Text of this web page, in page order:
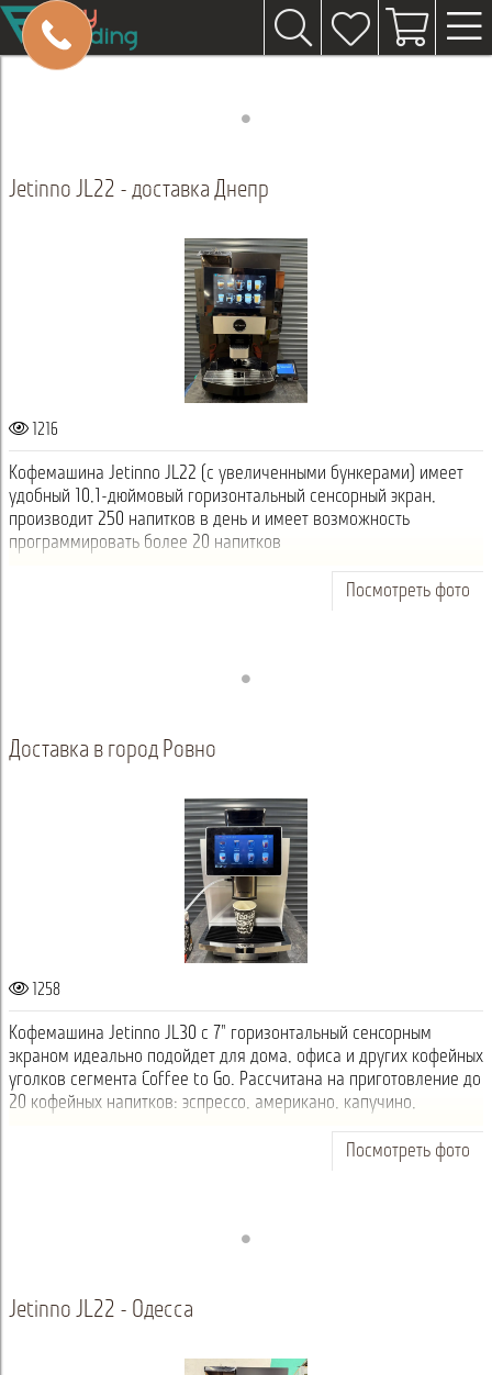
Jetinno JL22 - доставка Днепр
1216
Кофемашина Jetinno JL22 (с увеличенными бункерами) имеет
удобный 10,1-дюймовый горизонтальный сенсорный экран,
производит 250 напитков в день и имеет возможность
программировать более 20 напитков
Посмотреть фото
Доставка в город Ровно
1258
Кофемашина Jetinno JL30 с 7" горизонтальный сенсорным
экраном идеально подойдет для дома, офиса и других кофейных
уголков сегмента Coffee to Go. Рассчитана на приготовление до
20 кофейных напитков: эспрессо, американо, капучино,
Посмотреть фото
Jetinno JL22 - Одесса